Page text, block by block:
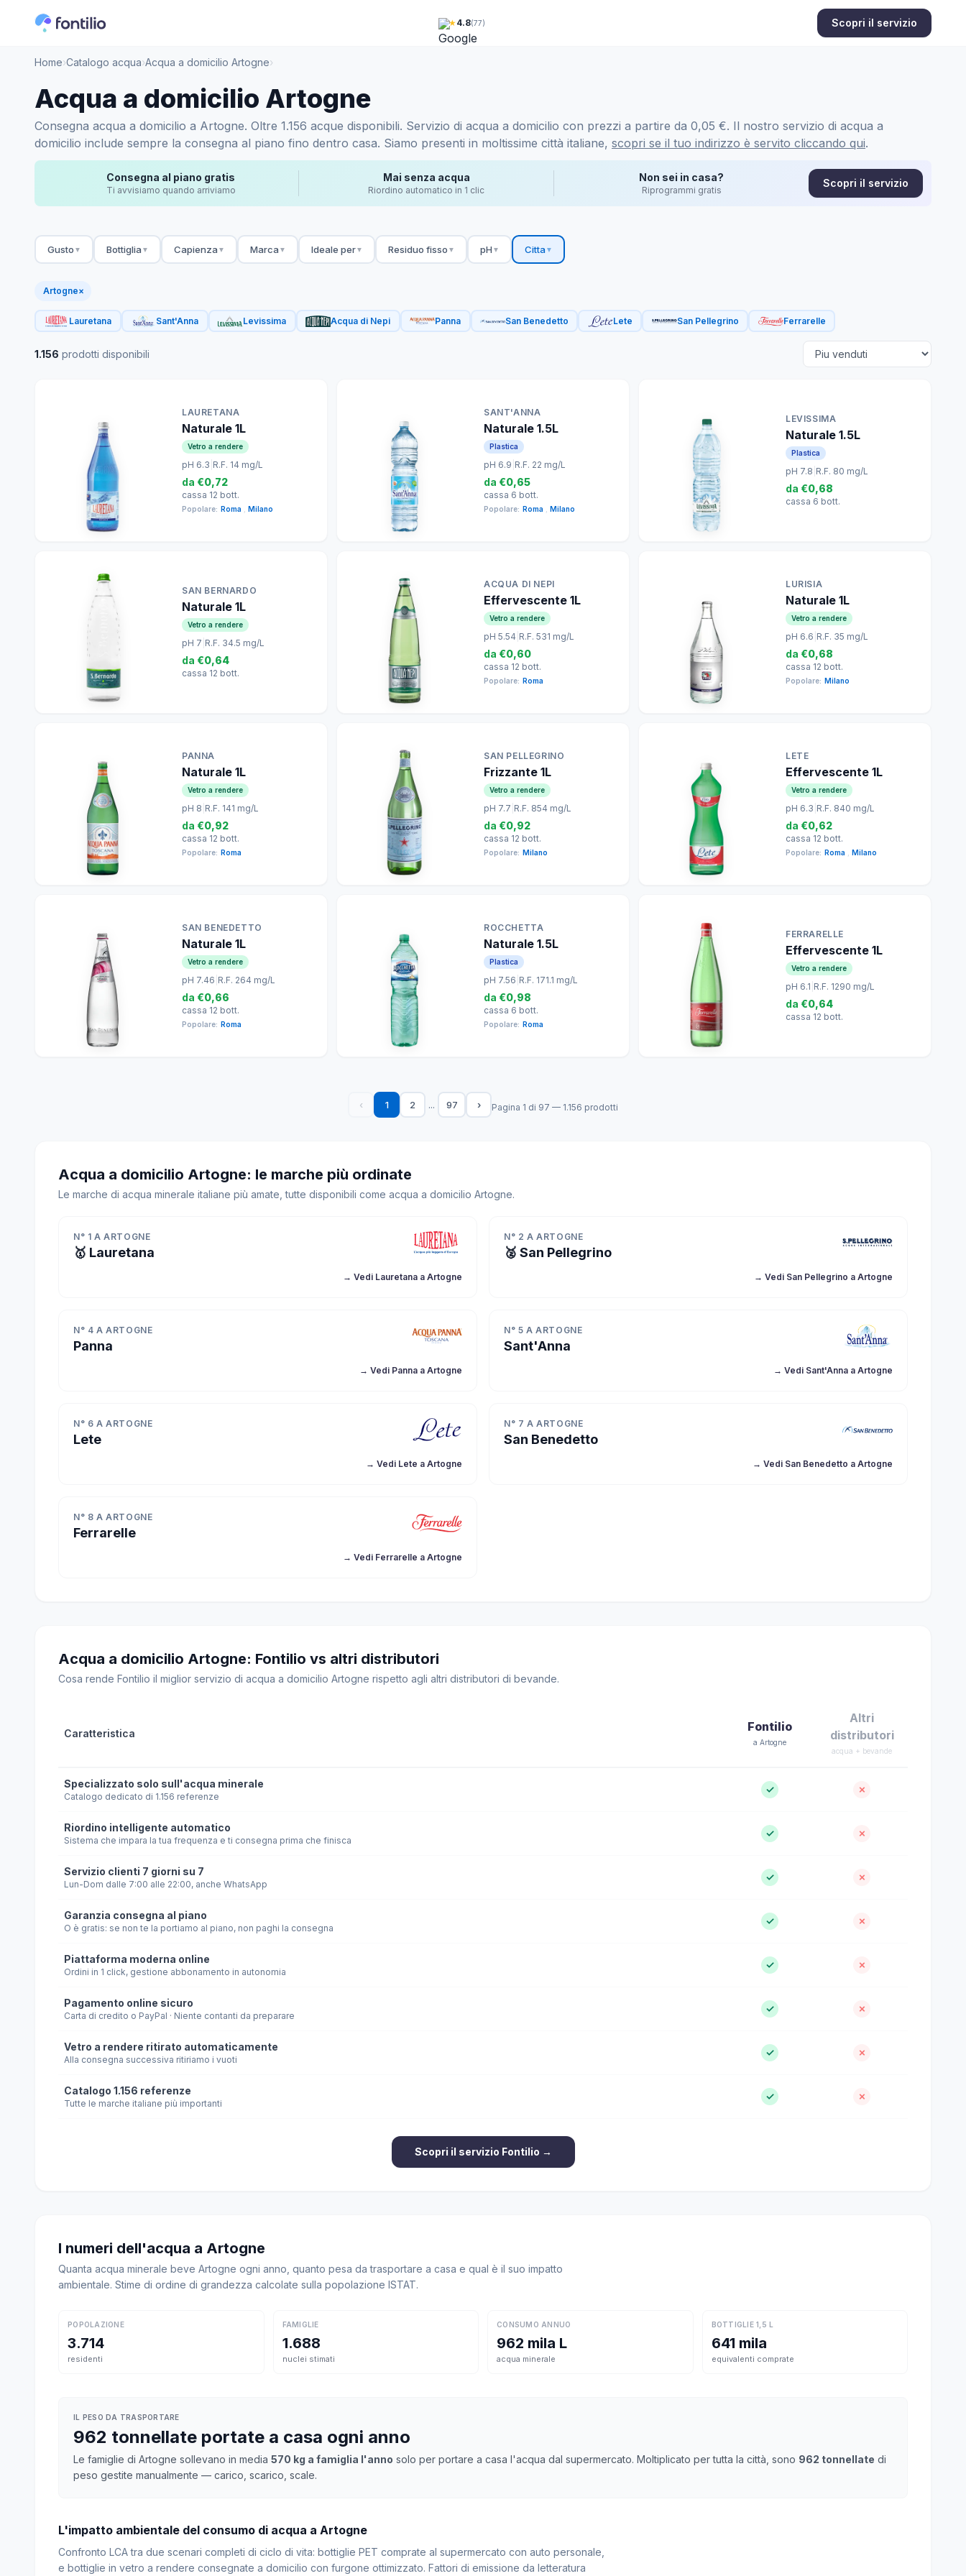
★4.8(77) Scopri il servizio
Home›Catalogo acqua›Acqua a domicilio Artogne›
Acqua a domicilio Artogne
Consegna acqua a domicilio a Artogne. Oltre 1.156 acque disponibili. Servizio di acqua a domicilio con prezzi a partire da 0,05 €. Il nostro servizio di acqua a
domicilio include sempre la consegna al piano fino dentro casa. Siamo presenti in moltissime città italiane, scopri se il tuo indirizzo è servito cliccando qui.
Consegna al piano gratis
Ti avvisiamo quando arriviamo
Mai senza acqua
Riordino automatico in 1 clic
Non sei in casa?
Riprogrammi gratis
Scopri il servizio
Gusto ▼ Bottiglia ▼ Capienza ▼ Marca ▼ Ideale per▼ Residuo fisso ▼ pH ▼ Citta▼
Artogne×
Lauretana Sant'Anna Levissima Acqua di Nepi Panna San Benedetto Lete San Pellegrino Ferrarelle
1.156 prodotti disponibili
LAURETANA
Naturale 1L
Vetro a rendere
pH 6.3 R.F. 14 mg/L
da €0,72
cassa 12 bott.
Popolare: Roma Milano
SANT'ANNA
Naturale 1.5L
Plastica
pH 6.9 R.F. 22 mg/L
da €0,65
cassa 6 bott.
Popolare: Roma Milano
LEVISSIMA
Naturale 1.5L
Plastica
pH 7.8 R.F. 80 mg/L
da €0,68
cassa 6 bott.
SAN BERNARDO
Naturale 1L
Vetro a rendere
pH 7 R.F. 34.5 mg/L
da €0,64
cassa 12 bott.
ACQUA DI NEPI
Effervescente 1L
Vetro a rendere
pH 5.54 R.F. 531 mg/L
da €0,60
cassa 12 bott.
Popolare: Roma
LURISIA
Naturale 1L
Vetro a rendere
pH 6.6 R.F. 35 mg/L
da €0,68
cassa 12 bott.
Popolare: Milano
PANNA
Naturale 1L
Vetro a rendere
pH 8 R.F. 141 mg/L
da €0,92
cassa 12 bott.
Popolare: Roma
SAN PELLEGRINO
Frizzante 1L
Vetro a rendere
pH 7.7 R.F. 854 mg/L
da €0,92
cassa 12 bott.
Popolare: Milano
LETE
Effervescente 1L
Vetro a rendere
pH 6.3 R.F. 840 mg/L
da €0,62
cassa 12 bott.
Popolare: Roma Milano
SAN BENEDETTO
Naturale 1L
Vetro a rendere
pH 7.46 R.F. 264 mg/L
da €0,66
cassa 12 bott.
Popolare: Roma
ROCCHETTA
Naturale 1.5L
Plastica
pH 7.56 R.F. 171.1 mg/L
da €0,98
cassa 6 bott.
Popolare: Roma
FERRARELLE
Effervescente 1L
Vetro a rendere
pH 6.1 R.F. 1290 mg/L
da €0,64
cassa 12 bott.
‹ 1 2 ... 97 › Pagina 1 di 97 — 1.156 prodotti
Acqua a domicilio Artogne: le marche più ordinate
Le marche di acqua minerale italiane più amate, tutte disponibili come acqua a domicilio Artogne.
N° 1 A ARTOGNE
🥇 Lauretana
→ Vedi Lauretana a Artogne
N° 2 A ARTOGNE
🥈 San Pellegrino
→ Vedi San Pellegrino a Artogne
N° 4 A ARTOGNE
Panna
→ Vedi Panna a Artogne
N° 5 A ARTOGNE
Sant'Anna
→ Vedi Sant'Anna a Artogne
N° 6 A ARTOGNE
Lete
→ Vedi Lete a Artogne
N° 7 A ARTOGNE
San Benedetto
→ Vedi San Benedetto a Artogne
N° 8 A ARTOGNE
Ferrarelle
→ Vedi Ferrarelle a Artogne
Acqua a domicilio Artogne: Fontilio vs altri distributori
Cosa rende Fontilio il miglior servizio di acqua a domicilio Artogne rispetto agli altri distributori di bevande.
Caratteristica Fontilio
a Artogne
Altri
distributori
acqua + bevande
Specializzato solo sull'acqua minerale
Catalogo dedicato di 1.156 referenze
✓ ✗
Riordino intelligente automatico
Sistema che impara la tua frequenza e ti consegna prima che finisca
✓ ✗
Servizio clienti 7 giorni su 7
Lun-Dom dalle 7:00 alle 22:00, anche WhatsApp
✓ ✗
Garanzia consegna al piano
O è gratis: se non te la portiamo al piano, non paghi la consegna
✓ ✗
Piattaforma moderna online
Ordini in 1 click, gestione abbonamento in autonomia
✓ ✗
Pagamento online sicuro
Carta di credito o PayPal · Niente contanti da preparare
✓ ✗
Vetro a rendere ritirato automaticamente
Alla consegna successiva ritiriamo i vuoti
✓ ✗
Catalogo 1.156 referenze
Tutte le marche italiane più importanti
✓ ✗
Scopri il servizio Fontilio →
I numeri dell'acqua a Artogne
Quanta acqua minerale beve Artogne ogni anno, quanto pesa da trasportare a casa e qual è il suo impatto
ambientale. Stime di ordine di grandezza calcolate sulla popolazione ISTAT.
POPOLAZIONE
3.714
residenti
FAMIGLIE
1.688
nuclei stimati
CONSUMO ANNUO
962 mila L
acqua minerale
BOTTIGLIE 1,5 L
641 mila
equivalenti comprate
IL PESO DA TRASPORTARE
962 tonnellate portate a casa ogni anno
Le famiglie di Artogne sollevano in media 570 kg a famiglia l'anno solo per portare a casa l'acqua dal supermercato. Moltiplicato per tutta la città, sono 962 tonnellate di
peso gestite manualmente — carico, scarico, scale.
L'impatto ambientale del consumo di acqua a Artogne
Confronto LCA tra due scenari completi di ciclo di vita: bottiglie PET comprate al supermercato con auto personale,
e bottiglie in vetro a rendere consegnate a domicilio con furgone ottimizzato. Fattori di emissione da letteratura